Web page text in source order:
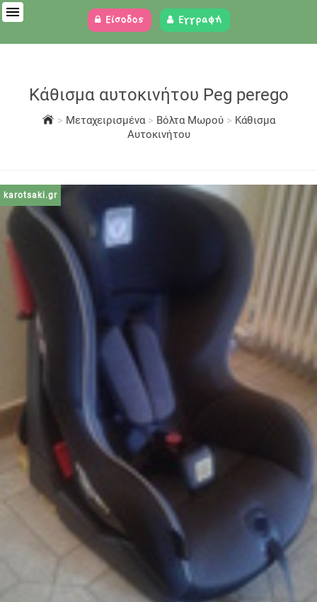
Είσοδος Εγγραφή
Κάθισμα αυτοκινήτου Peg perego
> Μεταχειρισμένα > Βόλτα Μωρού > Κάθισμα
Αυτοκινήτου
karotsaki.gr